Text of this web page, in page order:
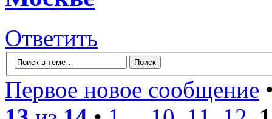
Ответить
Первое новое сообщение